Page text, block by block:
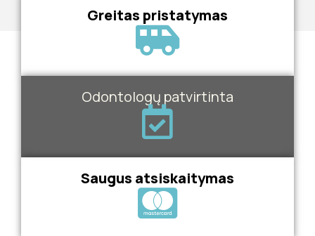
Greitas pristatymas
Odontologų patvirtinta
Saugus atsiskaitymas